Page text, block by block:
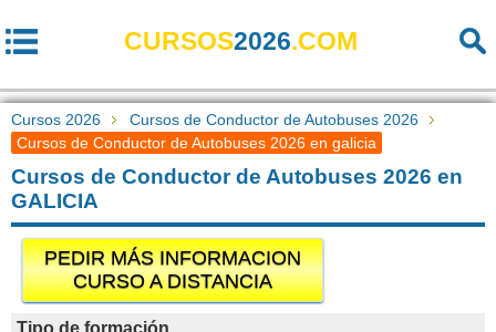
CURSOS2026.COM
Cursos 2026
Cursos de Conductor de Autobuses 2026
Cursos de Conductor de Autobuses 2026 en galicia
Cursos de Conductor de Autobuses 2026 en
GALICIA
PEDIR MÁS INFORMACION
CURSO A DISTANCIA
Tipo de formación